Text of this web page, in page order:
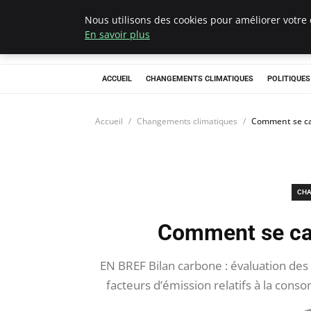
ACCUEIL CHANGEMENTS CLIMATIQUES
Accueil Changements climatiques Comment se
Comment se
EN BREF Bilan carbone : évaluation
facteurs d’émission relatifs à la
Nous utilisons des cookies pour améliorer
En savoir plus